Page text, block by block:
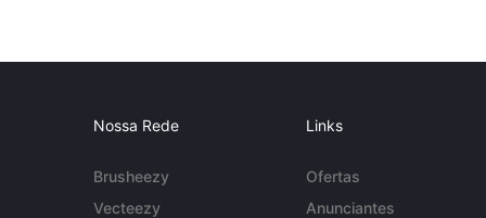
Nossa Rede
Brusheezy
Vecteezy
Links
Ofertas
Anunciantes